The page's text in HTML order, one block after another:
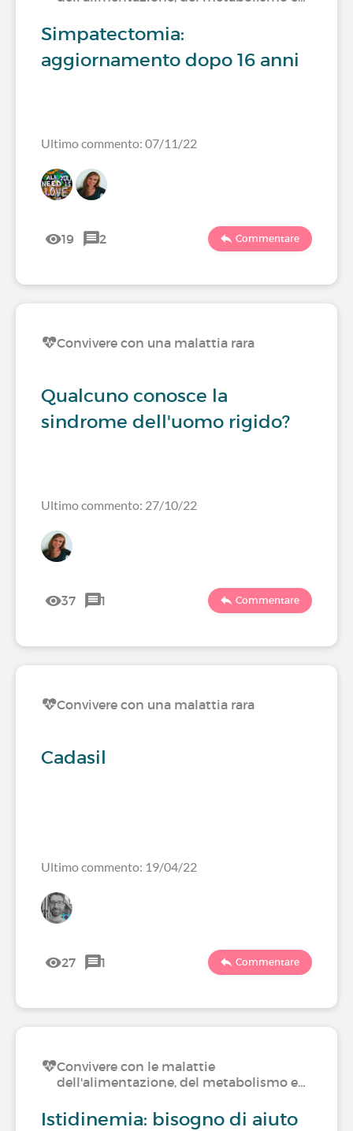
Simpatectomia:
aggiornamento dopo 16 anni
Ultimo commento: 07/11/22
19 2 Commentare
Convivere con una malattia rara
Qualcuno conosce la
sindrome dell'uomo rigido?
Ultimo commento: 27/10/22
37 1 Commentare
Convivere con una malattia rara
Cadasil
Ultimo commento: 19/04/22
27 1 Commentare
Convivere con le malattie
dell'alimentazione, del metabolismo e…
Istidinemia: bisogno di aiuto